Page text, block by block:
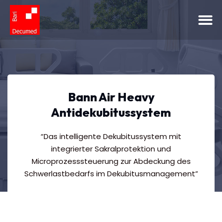
Bann Air Heavy
Antidekubitussystem
“Das intelligente Dekubitussystem mit
integrierter Sakralprotektion und
Microprozesssteuerung zur Abdeckung des
Schwerlastbedarfs im Dekubitusmanagement”